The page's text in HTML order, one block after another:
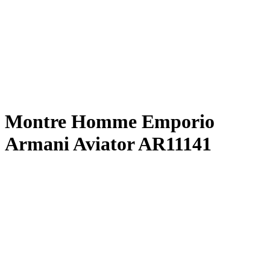
Montre Homme Emporio
Armani Aviator AR11141